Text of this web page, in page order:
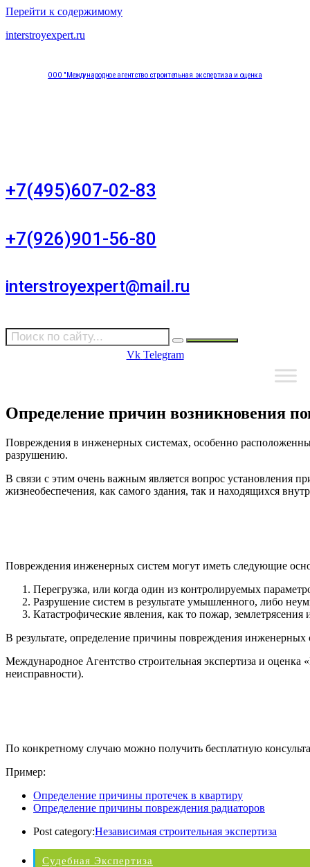
Перейти к содержимому
interstroyexpert.ru
ООО "Международное агентство строительная экспертиза и оценка
+7(495)607-02-83
+7(926)901-56-80
interstroyexpert@mail.ru
Vk Telegram
Определение причин возникновения
Повреждения в инженерных системах, особенно
разрушению.
В связи с этим очень важным является вопрос установления
жизнеобеспечения, как самого здания, так и находящихся
Повреждения инженерных систем могут иметь следующие
Перегрузка, или когда один из контролируемых
Разрушение систем в результате умышленного, либо
Катастрофические явления, как то пожар,
В результате, определение причины повреждения
Международное Агентство строительная экспертиза и
неисправности).
По конкретному случаю можно получить бесплатную
Пример:
Определение причины протечек в квартиру
Определение причины повреждения радиаторов
Post category:Независимая строительная экспертиза
Судебная Экспертиза